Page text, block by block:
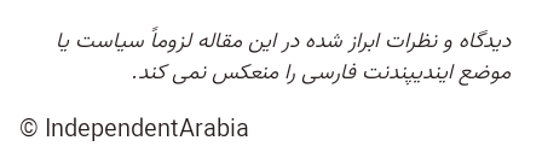
دیدگاه و نظرات ابراز شده در این مقاله لزوماً سیاست یا
موضع ایندیپندنت فارسی را منعکس نمی کند.
© IndependentArabia